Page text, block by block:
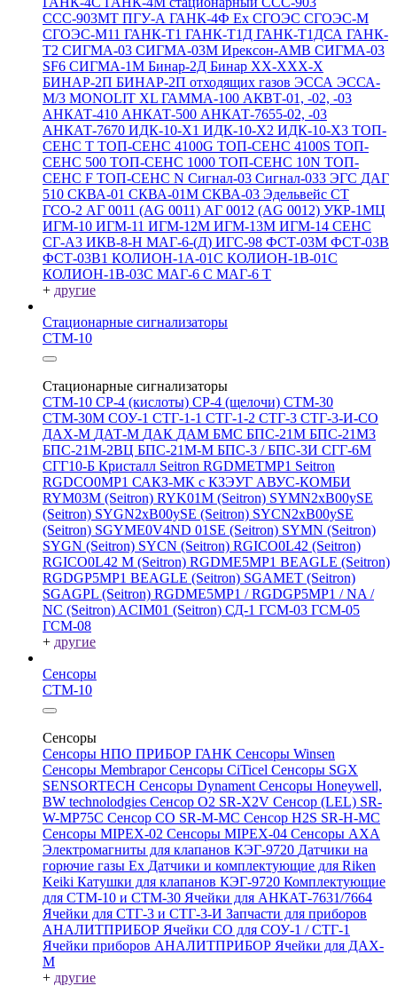
ССС-903МТ ПГУ-А ГАНК-4Ф Ex СГОЭС СГОЭС-М
СГОЭС-М11 ГАНК-Т1 ГАНК-Т1Д ГАНК-Т1ДСА ГАНК-
Т2 СИГМА-03 СИГМА-03М Ирексон-АМВ СИГМА-03
SF6 СИГМА-1М Бинар-2Д Бинар ХХ-ХХХ-Х
БИНАР-2П БИНАР-2П отходящих газов ЭССА ЭССА-
М/3 MONOLIT XL ГАММА-100 АКВТ-01, -02, -03
АНКАТ-410 АНКАТ-500 АНКАТ-7655-02, -03
АНКАТ-7670 ИДК-10-Х1 ИДК-10-Х2 ИДК-10-Х3 ТОП-
СЕНС Т ТОП-СЕНС 4100G ТОП-СЕНС 4100S ТОП-
СЕНС 500 ТОП-СЕНС 1000 ТОП-СЕНС 10N ТОП-
СЕНС F ТОП-СЕНС N Сигнал-03 Сигнал-033 ЭГС ДАГ
510 СКВА-01 СКВА-01М СКВА-03 Эдельвейс СТ
ГСО-2 АГ 0011 (AG 0011) АГ 0012 (AG 0012) УКР-1МЦ
ИГМ-10 ИГМ-11 ИГМ-12М ИГМ-13М ИГМ-14 СЕНС
СГ-А3 ИКВ-8-Н МАГ-6-(Д) ИГС-98 ФСТ-03М ФСТ-03В
ФСТ-03В1 КОЛИОН-1А-01С КОЛИОН-1В-01С
КОЛИОН-1В-03С МАГ-6 С МАГ-6 Т
+ другие
Стационарные сигнализаторы
СТМ-10
Стационарные сигнализаторы
СТМ-10 СР-4 (кислоты) СР-4 (щелочи) СТМ-30
СТМ-30М СОУ-1 СТГ-1-1 СТГ-1-2 СТГ-3 СТГ-3-И-CO
ДАХ-М ДАТ-М ДАК ДАМ БМС БПС-21М БПС-21М3
БПС-21М-2ВЦ БПС-21М-М БПС-3 / БПС-3И СГГ-6М
СГГ10-Б Кристалл Seitron RGDMETMP1 Seitron
RGDCO0MP1 САКЗ-МК с КЗЭУГ АВУС-КОМБИ
RYM03M (Seitron) RYK01M (Seitron) SYMN2хB00ySE
(Seitron) SYGN2xB00ySE (Seitron) SYCN2xB00ySE
(Seitron) SGYME0V4ND 01SE (Seitron) SYMN (Seitron)
SYGN (Seitron) SYCN (Seitron) RGICO0L42 (Seitron)
RGICO0L42 M (Seitron) RGDME5MP1 BEAGLE (Seitron)
RGDGP5MP1 BEAGLE (Seitron) SGAMET (Seitron)
SGAGPL (Seitron) RGDME5MP1 / RGDGP5MP1 / NA /
NC (Seitron) ACIM01 (Seitron) СД-1 ГСМ-03 ГСМ-05
ГСМ-08
+ другие
Сенсоры
СТМ-10
Сенсоры
Сенсоры НПО ПРИБОР ГАНК Сенсоры Winsen
Сенсоры MembraporСенсоры CiTicel Сенсоры SGX
SENSORTECH Сенсоры Dynament Сенсоры Honeywell,
BW technolodgies Сенсор O2 SR-X2V Сенсор (LEL) SR-
W-MP75C Сенсор CO SR-M-MC Сенсор H2S SR-H-MC
Сенсоры MIPEX-02 Сенсоры MIPEX-04 Сенсоры АХА
Электромагниты для клапанов КЭГ-9720 Датчики на
горючие газы Ex Датчики и комплектующие для Riken
Keiki Катушки для клапанов КЭГ-9720 Комплектующие
для СТМ-10 и СТМ-30 Ячейки для АНКАТ-7631/7664
Ячейки для СТГ-3 и СТГ-3-И Запчасти для приборов
АНАЛИТПРИБОР Ячейки CO для СОУ-1 / СТГ-1
Ячейки приборов АНАЛИТПРИБОР Ячейки для ДАХ-
М
+ другие